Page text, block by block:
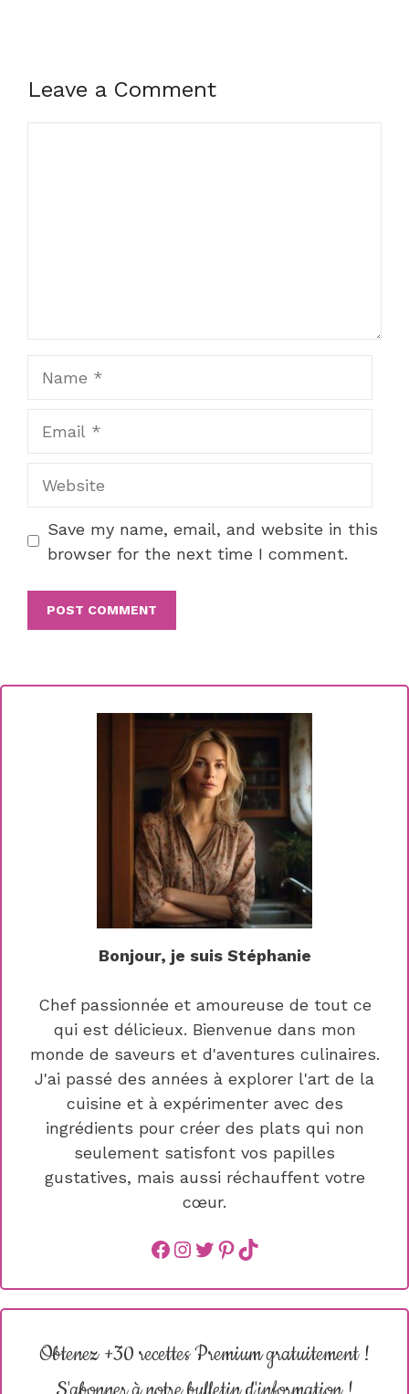
Leave a Comment
Save my name, email, and website in this
browser for the next time I comment.
Bonjour, je suis Stéphanie
Chef passionnée et amoureuse de tout ce
qui est délicieux. Bienvenue dans mon
monde de saveurs et d'aventures culinaires.
J'ai passé des années à explorer l'art de la
cuisine et à expérimenter avec des
ingrédients pour créer des plats qui non
seulement satisfont vos papilles
gustatives, mais aussi réchauffent votre
cœur.
Facebook
instagram
Twitter
Pinterest
TikTok
Obtenez +30 recettes Premium gratuitement !